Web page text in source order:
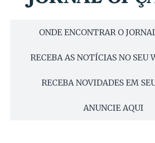
ONDE ENCONTRAR O
RECEBA AS NOTÍCIAS NO SEU
RECEBA NOVIDADES EM
ANUNCIE AQUI